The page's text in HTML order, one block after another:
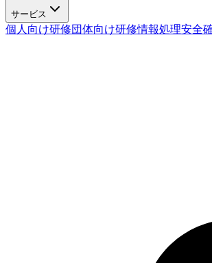
サービス
個人向け研修団体向け研修情報処理安全